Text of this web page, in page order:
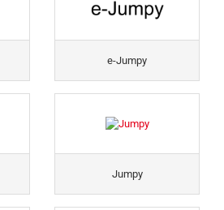
e-Jumpy
Jumpy